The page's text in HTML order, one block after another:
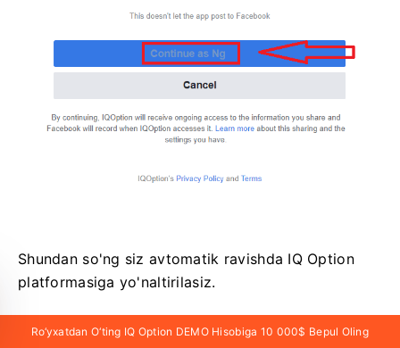
Shundan so'ng siz avtomatik ravishda IQ Option
platformasiga yo'naltirilasiz.
Ro‘yxatdan O‘ting IQ Option DEMO Hisobiga 10 000$ Bepul Oling